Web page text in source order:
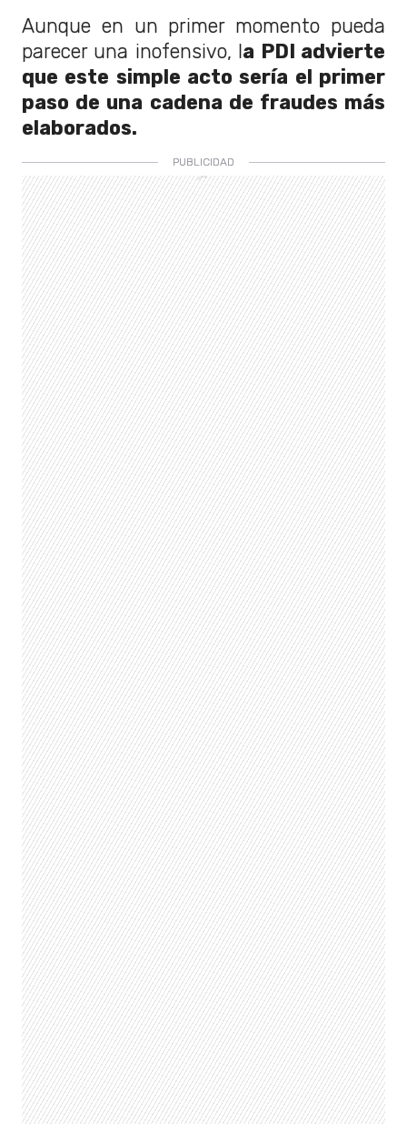
Aunque en un primer momento pueda
parecer una inofensivo, l a PDI advierte
que este simple acto sería el primer
paso de una cadena de fraudes más
elaborados.